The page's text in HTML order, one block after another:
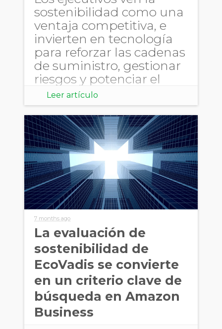
sostenibilidad como una
ventaja competitiva, e
invierten en tecnología
para reforzar las cadenas
de suministro, gestionar
riesgos y potenciar el
crecimiento y la
resiliencia.
Leer artículo
7 months ago
La evaluación de
sostenibilidad de
EcoVadis se convierte
en un criterio clave de
búsqueda en Amazon
Business